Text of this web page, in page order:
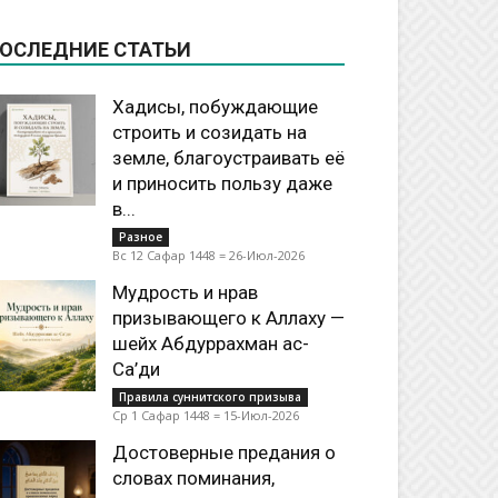
СТАТЬИ
Хадисы, побуждающие
строить и созидать на
земле, благоустраивать её
и приносить пользу даже
в...
Разное
Вс 12 Сафар 1448 = 26-Июл-2026
Мудрость и нрав
призывающего к Аллаху —
шейх Абдуррахман ас-
Са’ди
Правила суннитского призыва
Ср 1 Сафар 1448 = 15-Июл-2026
Достоверные предания о
словах поминания,